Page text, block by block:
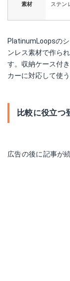
素材 ステン
PlatinumLoopsの
ンレス素材で作ら
す。収納ケース付
カーに対応して使
比較に役立つ
広告の後に記事が